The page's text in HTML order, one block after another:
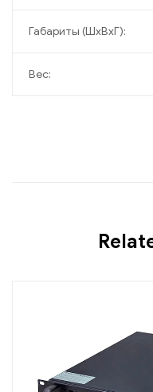
Габариты (ШxВxГ):
Вес: